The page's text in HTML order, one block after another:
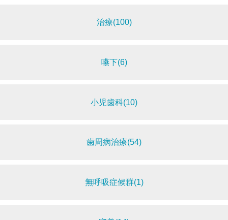
治療(100)
嚥下(6)
小児歯科(10)
歯周病治療(54)
無呼吸症候群(1)